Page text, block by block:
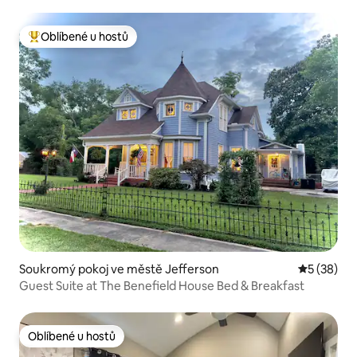
Nejlepší v kategorii Oblíbené u hostů
Oblíbené u hostů
Soukromý pokoj ve městě Jefferson Průměrné
5 (38)
Guest Suite at The Benefield House Bed & Breakfast
Oblíbené u hostů
Oblíbené u hostů